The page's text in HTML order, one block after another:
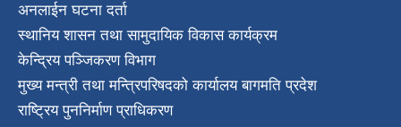
अनलाईन घटना दर्ता
स्थानिय शासन तथा सामुदायिक विकास कार्यक्रम
केन्द्रिय पञ्जिकरण विभाग
मुख्य मन्त्री तथा मन्त्रिपरिषदको कार्यालय बागमति प्रदेश
राष्ट्रिय पुननिर्माण प्राधिकरण